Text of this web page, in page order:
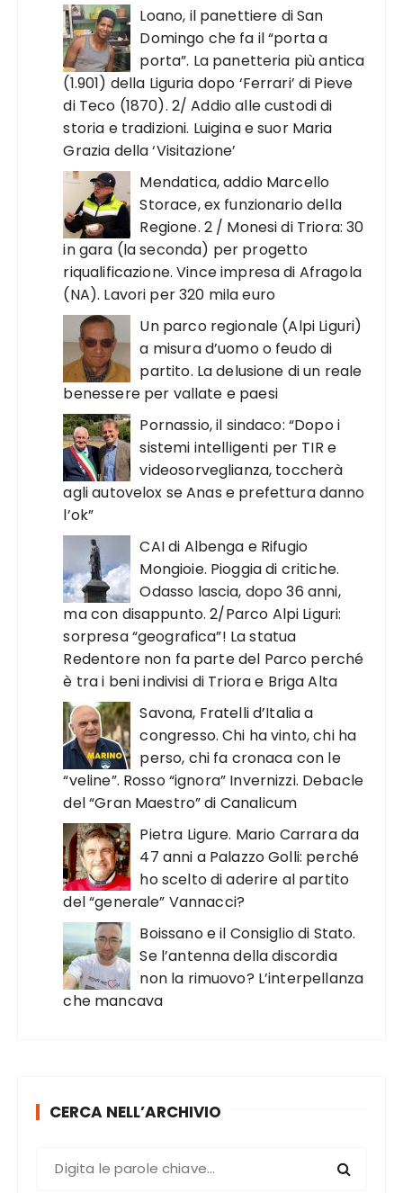
Loano, il panettiere di San
Domingo che fa il “porta a
porta”. La panetteria più antica
(1.901) della Liguria dopo ‘Ferrari’ di Pieve
di Teco (1870). 2/ Addio alle custodi di
storia e tradizioni. Luigina e suor Maria
Grazia della ‘Visitazione’
Mendatica, addio Marcello
Storace, ex funzionario della
Regione. 2 / Monesi di Triora: 30
in gara (la seconda) per progetto
riqualificazione. Vince impresa di Afragola
(NA). Lavori per 320 mila euro
Un parco regionale (Alpi Liguri)
a misura d’uomo o feudo di
partito. La delusione di un reale
benessere per vallate e paesi
Pornassio, il sindaco: “Dopo i
sistemi intelligenti per TIR e
videosorveglianza, toccherà
agli autovelox se Anas e prefettura danno
l’ok”
CAI di Albenga e Rifugio
Mongioie. Pioggia di critiche.
Odasso lascia, dopo 36 anni,
ma con disappunto. 2/Parco Alpi Liguri:
sorpresa “geografica”! La statua
Redentore non fa parte del Parco perché
è tra i beni indivisi di Triora e Briga Alta
Savona, Fratelli d’Italia a
congresso. Chi ha vinto, chi ha
perso, chi fa cronaca con le
“veline”. Rosso “ignora” Invernizzi. Debacle
del “Gran Maestro” di Canalicum
Pietra Ligure. Mario Carrara da
47 anni a Palazzo Golli: perché
ho scelto di aderire al partito
del “generale” Vannacci?
Boissano e il Consiglio di Stato.
Se l’antenna della discordia
non la rimuovo? L’interpellanza
che mancava
CERCA NELL’ARCHIVIO